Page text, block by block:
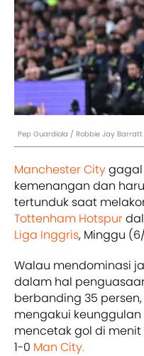
Pep Guardiola / Robbie Jay
Manchester City
kemenangan dan
tertunduk saat
Tottenham Hotspur
Liga Inggris, Minggu
Walau mendominasi
dalam hal
berbanding 35 persen,
mengakui keunggulan
mencetak gol di menit
1-0 Man City.